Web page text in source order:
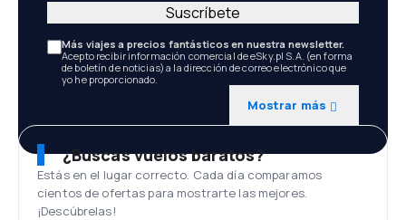
Más viajes a precios fantásticos en nuestra newsletter.
Acepto recibir información comercial de eSky.pl S.A. (en forma
de boletín de noticias) a la dirección de correo electrónico que
yo he proporcionado.
Mostrar más
Suscríbete
¿Buscas vuelos baratos?
Estás en el lugar correcto. Cada día comparamos
cientos de ofertas para mostrarte las mejores.
¡Descúbrelas!